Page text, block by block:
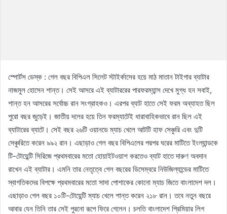
স্পোর্টস ডেস্ক : গেল বছর বিপিএল সিলেট স্টাইর্কাসের হয়ে মাঠ মাতান টাইগার ব্যাটার
নাজমুল হোসেন শান্ত। সেই আসরে এই ব্যাটাররের পারফরম্যান্স দেখে মুগ্ধ হন সবাই,
শান্ত হন আসরের সর্বোচ্চ রান সংগ্রাহকও। এরপর ব্যাট হাতে সেই ফরম অব্যাহত ছিল
পুরো বছর জুড়েই। জাতীয় দলের হয়ে তিন ফরম্যাটেই ধারাবাহিকভাবে রান ছিল এই
ব্যাটারের ব্যাটে। সেই বছর ২৬টি ওয়ানডে ম্যাচ খেলে আটটি হাফ সেঞ্চুরি এবং দুটি
সেঞ্চুরিতে করেন ৯৯২ রান। এছাড়াও গেল বছর বিপিএলের পরপর ঘরের মাটিতে ইংল্যান্ডকে
টি-টোয়েন্টি সিরিজে প্রথমবারের মতো হোয়াইটওয়াশ করতেও ব্যাট হাতে দারুণ অবদান
রাখেন এই ব্যাটার। এমনি তার নেতৃত্বে গেল বছরের ডিসেম্বরে নিউজিল্যান্ডের মাটিতে
স্বাগতিকদের বিপক্ষে প্রথমবারের মতো সাদা পোশাকের কোনো ম্যাচ জিতে বাংলাদেশ দল।
এছাড়াও গেল বছর ১০টি-টোয়েন্টি ম্যাচ খেলে শান্ত করেন ২১৮ রান। তবে নতুন বছরে
আবার যেন তিনি তার সেই পুরনো রূপে ফিরে গেলেন। চলতি বাংলাদেশ প্রিমিয়ার লিগ